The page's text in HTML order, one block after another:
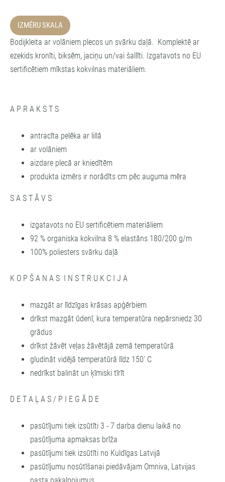
IZMĒRU SKALA
Bodijkleita ar volāniem plecos un svārku daļā. Komplektē ar
ezekids kronīti, biksēm, jaciņu un/vai šallīti. Izgatavots no EU
sertificētiem mīkstas kokvilnas materiāliem.
A P R A K S T S
antracīta pelēka ar lillā
ar volāniem
aizdare plecā ar kniedītēm
produkta izmērs ir norādīts cm pēc auguma mēra
S A S T Ā V S
izgatavots no EU sertificētiem materiāliem
92 % organiska kokvilna 8 % elastāns 180/200 g/m
100% poliesters svārku daļā
K O P Š A N A S I N S T R U K C I J A
mazgāt ar līdzīgas krāsas apģērbiem
drīkst mazgāt ūdenī, kura temperatūra nepārsniedz 30
grādus
drīkst žāvēt veļas žāvētājā zemā temperatūrā
gludināt vidējā temperatūrā līdz 150' C
nedrīkst balināt un ķīmiski tīrīt
D E T A Ļ A S / P I E G Ā D E
pasūtījumi tiek izsūtīti 3 - 7 darba dienu laikā no
pasūtījuma apmaksas brīža
pasūtījumi tiek izsūtīti no Kuldīgas Latvijā
pasūtījumu nosūtīšanai piedāvājam Omniva, Latvijas